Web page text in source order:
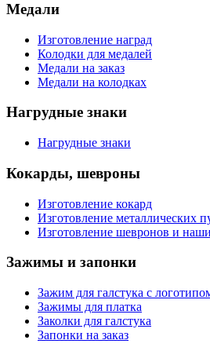
Медали
Изготовление наград
Колодки для медалей
Медали на заказ
Медали на колодках
Нагрудные знаки
Нагрудные знаки
Кокарды, шевроны
Изготовление кокард
Изготовление металлических
Изготовление шевронов и
Зажимы и запонки
Зажим для галстука с
Зажимы для платка
Заколки для галстука
Запонки на заказ